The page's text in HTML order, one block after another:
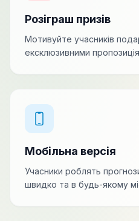
Розіграш призів
Мотивуйте учасників
ексклюзивними
Мобільна версія
Учасники роблять
швидко та в будь-якому